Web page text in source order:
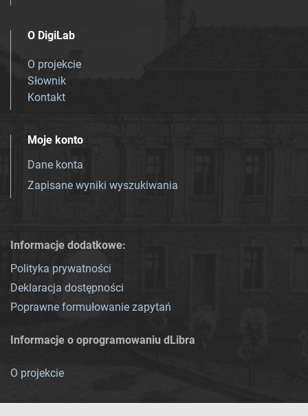
O DigiLab
O projekcie
Słownik
Kontakt
Moje konto
Dane konta
Zapisane wyniki wyszukiwania
Informacje dodatkowe:
Polityka prywatności
Deklaracja dostępności
Poprawne formułowanie zapytań
Informacje o oprogramowaniu dLibra
O projekcie